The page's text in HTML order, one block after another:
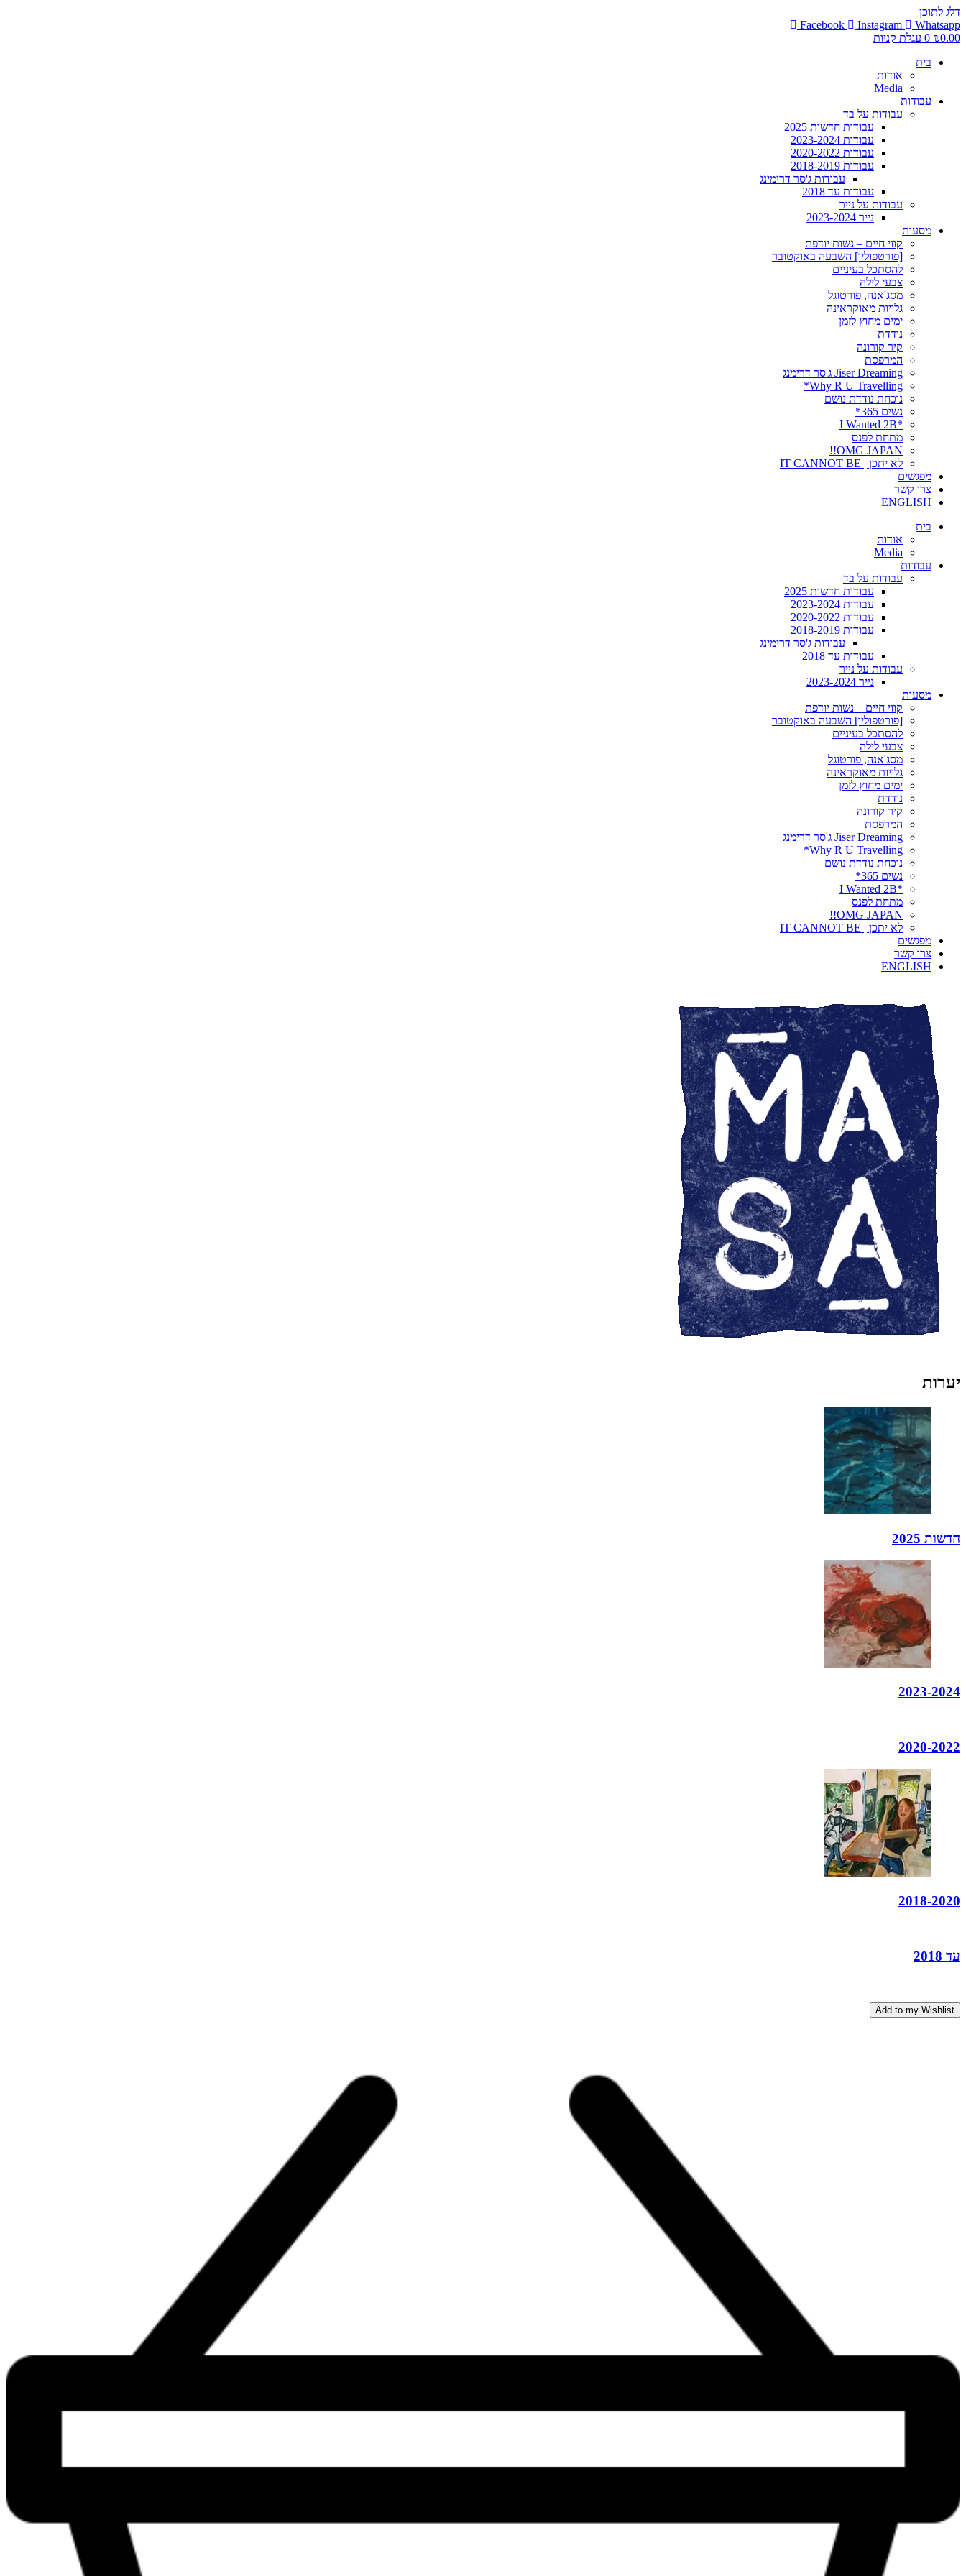
דלג לתוכן
Facebook
Instagram
Whatsapp
₪0.00
0 עגלת קניות
בית
אודות
Media
עבודות
עבודות על בד
עבודות חדשות 2025
עבודות 2023-2024
עבודות 2020-2022
עבודות 2018-2019
עבודות ג'סר דרימינג
עבודות עד 2018
עבודות על נייר
נייר 2023-2024
מסעות
קווי חיים – נשות יודפת
[פורטפוליו] השבעה באוקטובר
להסתכל בעיניים
צבעי לילה
מסג'אנה, פורטוגל
גלויות מאוקראינה
ימים מחוץ לזמן
נודדת
קיר קורונה
המרפסת
Jiser Dreaming ג'סר דרימנג
Why R U Travelling*
נוכחת נודדת נושם
נשים 365*
*I Wanted 2B
מתחת לפנס
OMG JAPAN!!
לא יתכן | IT CANNOT BE
מפגשים
צרו קשר
ENGLISH
בית
אודות
Media
עבודות
עבודות על בד
עבודות חדשות 2025
עבודות 2023-2024
עבודות 2020-2022
עבודות 2018-2019
עבודות ג'סר דרימינג
עבודות עד 2018
עבודות על נייר
נייר 2023-2024
מסעות
קווי חיים – נשות יודפת
[פורטפוליו] השבעה באוקטובר
להסתכל בעיניים
צבעי לילה
מסג'אנה, פורטוגל
גלויות מאוקראינה
ימים מחוץ לזמן
נודדת
קיר קורונה
המרפסת
Jiser Dreaming ג'סר דרימנג
Why R U Travelling*
נוכחת נודדת נושם
נשים 365*
*I Wanted 2B
מתחת לפנס
OMG JAPAN!!
לא יתכן | IT CANNOT BE
מפגשים
צרו קשר
ENGLISH
יערות
חדשות 2025
2023-2024
2020-2022
2018-2020
עד 2018
Add to my Wishlist